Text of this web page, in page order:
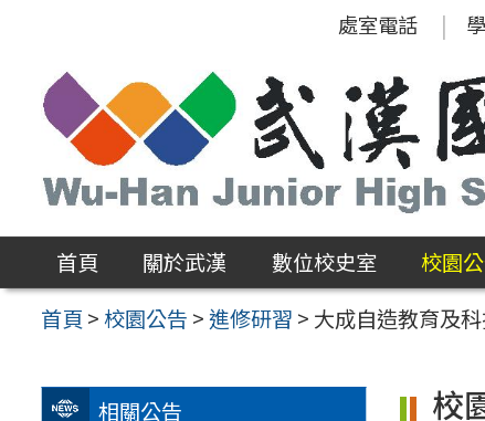
區
處室電話
首頁 關於武漢 數位校史室 校園
首頁 >校園公告 >進修研習 > 大成自造教育及
相關公告 校